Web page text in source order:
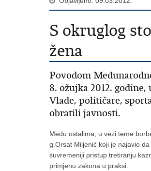
S okruglog
žena
Povodom
8. ožujka 2012.
Vlade, političare,
obratili javnosti.
Među ostalima, u vezi teme
g.Orsat Miljenić koji je najavio
suvremeniji pristup tretiranju
primjenu zakona u praksi.